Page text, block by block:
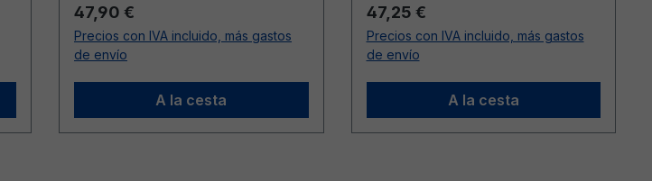
Precio normal:
47,90 €
Precios con IVA incluido, más gastos
de envío
A la cesta
Precio normal:
47,25 €
Precios con IVA incluido, más gastos
de envío
A la cesta